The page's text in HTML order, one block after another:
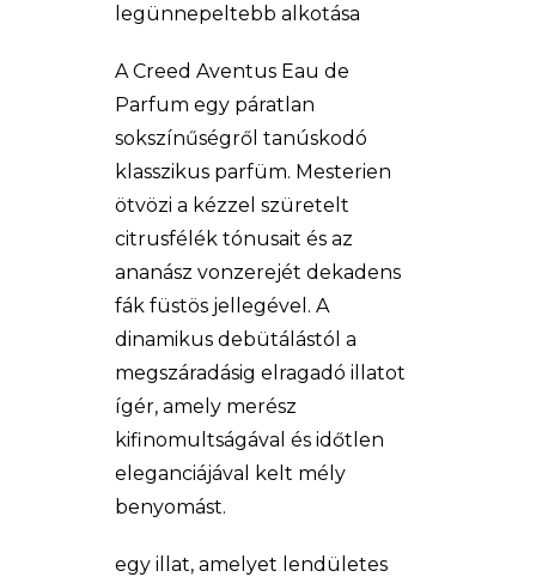
legünnepeltebb alkotása
A Creed Aventus Eau de
Parfum egy páratlan
sokszínűségről tanúskodó
klasszikus parfüm. Mesterien
ötvözi a kézzel szüretelt
citrusfélék tónusait és az
ananász vonzerejét dekadens
fák füstös jellegével. A
dinamikus debütálástól a
megszáradásig elragadó illatot
ígér, amely merész
kifinomultságával és időtlen
eleganciájával kelt mély
benyomást.
egy illat, amelyet lendületes